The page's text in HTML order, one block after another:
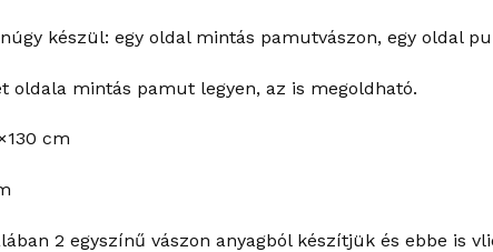
készül: egy oldal mintás pamutvászon, egy oldal
oldala mintás pamut legyen, az is megoldható.
cm
2 egyszínű vászon anyagból készítjük és ebbe is